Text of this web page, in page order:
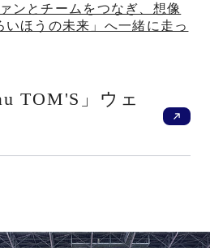
ンとチームをつなぎ、想像
ほうの未来」へ一緒に走っ
TOM'S」ウェ